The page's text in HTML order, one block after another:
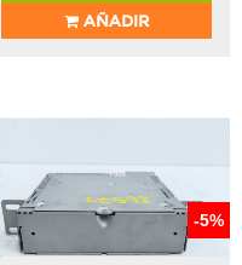
AÑADIR
-5%